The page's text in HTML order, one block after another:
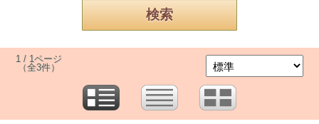
1 / 1ページ
（全3件）